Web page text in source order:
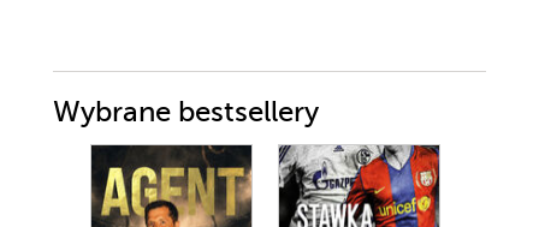
Wybrane bestsellery